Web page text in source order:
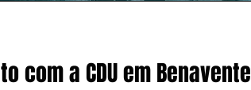
com a CDU em Benavente